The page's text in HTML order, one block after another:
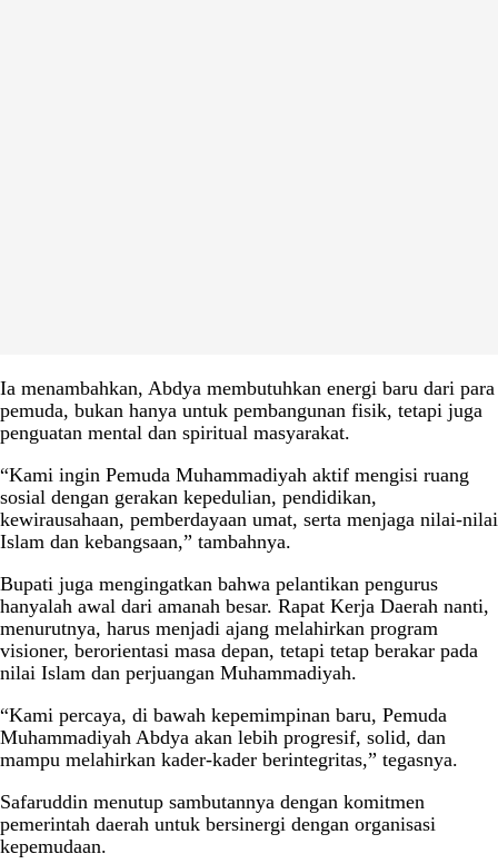
Ia menambahkan, Abdya membutuhkan energi baru dari para
pemuda, bukan hanya untuk pembangunan fisik, tetapi juga
penguatan mental dan spiritual masyarakat.
“Kami ingin Pemuda Muhammadiyah aktif mengisi ruang
sosial dengan gerakan kepedulian, pendidikan,
kewirausahaan, pemberdayaan umat, serta menjaga nilai-nilai
Islam dan kebangsaan,” tambahnya.
Bupati juga mengingatkan bahwa pelantikan pengurus
hanyalah awal dari amanah besar. Rapat Kerja Daerah nanti,
menurutnya, harus menjadi ajang melahirkan program
visioner, berorientasi masa depan, tetapi tetap berakar pada
nilai Islam dan perjuangan Muhammadiyah.
“Kami percaya, di bawah kepemimpinan baru, Pemuda
Muhammadiyah Abdya akan lebih progresif, solid, dan
mampu melahirkan kader-kader berintegritas,” tegasnya.
Safaruddin menutup sambutannya dengan komitmen
pemerintah daerah untuk bersinergi dengan organisasi
kepemudaan.